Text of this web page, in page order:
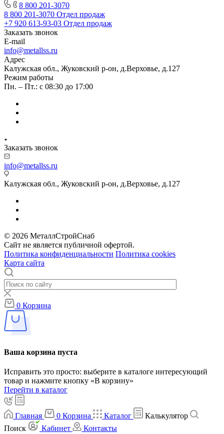
8 800 201-3070
8 800 201-3070 Отдел продаж
+7 920 613-93-03 Отдел продаж
Заказать звонок
E-mail
info@metallss.ru
Адрес
Калужская обл., Жуковский р-он, д.Верховье, д.127
Режим работы
Пн. – Пт.: с 08:30 до 17:00
Заказать звонок
info@metallss.ru
Калужская обл., Жуковский р-он, д.Верховье, д.127
© 2026 МеталлСтройСнаб
Сайт не является публичной офертой.
Политика конфиденциальности Политика cookies
Карта сайта
0 Корзина
Ваша корзина пуста
Исправить это просто: выберите в каталоге интересующий
товар и нажмите кнопку «В корзину»
Перейти в каталог
Главная 0 Корзина Каталог
Калькулятор
Поиск
Кабинет Контакты